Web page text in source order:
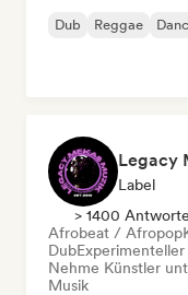
Dub Reggae
Legacy
Label
> 1400
Afrobeat / Afropop
DubExperimenteller
Nehme Künstler
Musik